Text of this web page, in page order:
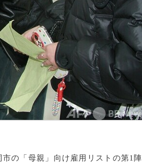
市の「母親」向け雇用リストの第1陣